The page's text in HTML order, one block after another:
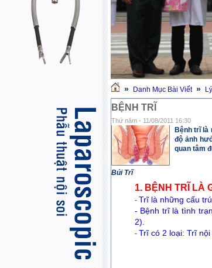
» Danh Mục Bài Viết »
BỆNH TRĨ
Thứ năm - 11/08/2011 16:30
Búi Trĩ
Bệnh trĩ là
độ ảnh
quan tâm
1. BỆNH TRĨ LÀ
- Trĩ là những cấu
- Bệnh trĩ là tình
2).
- Trĩ có 2 loại: Trĩ